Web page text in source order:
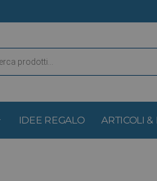
IDEE REGALO ARTICOLI